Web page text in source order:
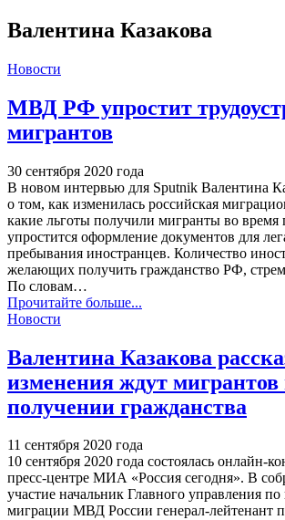
Валентина Казакова
Новости
МВД РФ упростит
мигрантов
30 сентября 2020 года
В новом интервью для Sputnik Валентина
о том, как изменилась российская
какие льготы получили мигранты во время
упростится оформление документов для
пребывания иностранцев. Количество
желающих получить гражданство РФ,
По словам…
Прочитайте больше...
Новости
Валентина Казакова
изменения ждут мигрантов
получении гражданства
11 сентября 2020 года
10 сентября 2020 года состоялась онлайн-
пресс-центре МИА «Россия сегодня». В
участие начальник Главного управления
миграции МВД России генерал-лейтенант